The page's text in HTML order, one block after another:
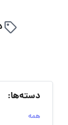
دسته‌ها:
همه